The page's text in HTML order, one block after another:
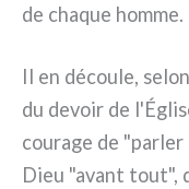
de cha­que hom­me.
Il en décou­le,
du devoir de
cou­ra­ge de
Dieu "avant tout",